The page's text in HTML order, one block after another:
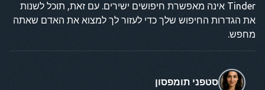
Tinder אינה מאפשרת חיפושים ישירים. עם זאת, תוכל לשנות
את הגדרות החיפוש שלך כדי לעזור לך למצוא את האדם שאתה
מחפש.
סטפני תומפסון